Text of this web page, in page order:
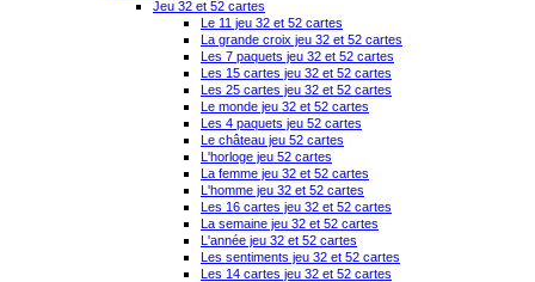
Jeu 32 et 52 cartes
Le 11 jeu 32 et 52 cartes
La grande croix jeu 32 et 52 cartes
Les 7 paquets jeu 32 et 52 cartes
Les 15 cartes jeu 32 et 52 cartes
Les 25 cartes jeu 32 et 52 cartes
Le monde jeu 32 et 52 cartes
Les 4 paquets jeu 52 cartes
Le château jeu 52 cartes
L'horloge jeu 52 cartes
La femme jeu 32 et 52 cartes
L'homme jeu 32 et 52 cartes
Les 16 cartes jeu 32 et 52 cartes
La semaine jeu 32 et 52 cartes
L'année jeu 32 et 52 cartes
Les sentiments jeu 32 et 52 cartes
Les 14 cartes jeu 32 et 52 cartes